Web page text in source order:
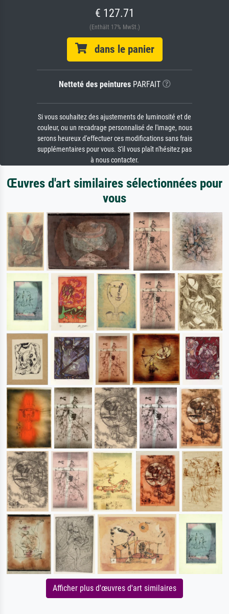
€ 127.71
(Enthält 17% MwSt.)
dans le panier
Netteté des peinturesPARFAIT
Si vous souhaitez des ajustements de luminosité et de
couleur, ou un recadrage personnalisé de l'image, nous
serons heureux d'effectuer ces modifications sans frais
supplémentaires pour vous. S'il vous plaît n'hésitez pas
à nous contacter.
Œuvres d'art similaires sélectionnées pour
vous
Afficher plus d'œuvres d'art similaires